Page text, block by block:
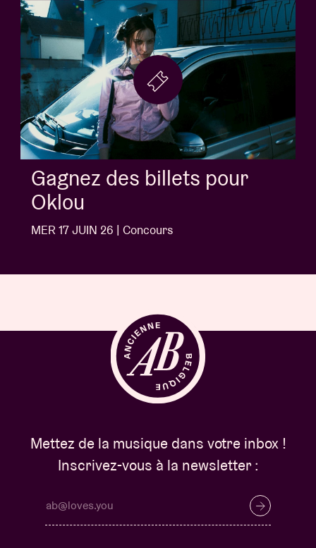
Gagnez des billets pour
Jack White
MER 10 JUIN 26 | Concours
Mettez de la musique dans votre inbox !
Inscrivez-vous à la newsletter :